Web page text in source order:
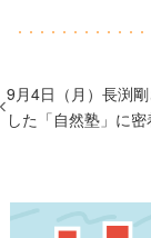
9月4日（月）長渕
した「自然塾」に密